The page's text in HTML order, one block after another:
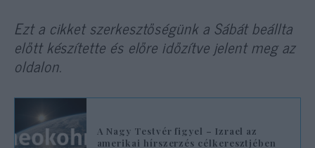
Ezt a cikket szerkesztőségünk a Sábát beállta
előtt készítette és előre időzítve jelent meg az
oldalon.
A Nagy Testvér figyel – Izrael az
amerikai hírszerzés célkeresztjében